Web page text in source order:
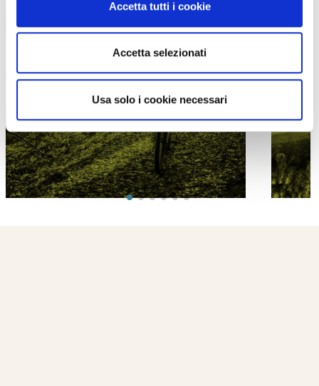
Accetta tutti i cookie
Accetta selezionati
Usa solo i cookie necessari
PROPOSTE